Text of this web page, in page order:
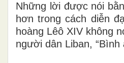
Những lời được nói
hơn trong cách diễn
hoàng Lêô XIV không
người dân Liban,